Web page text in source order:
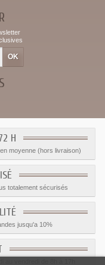
H
moyenne (hors livraison)
totalement sécurisés
jusqu'a 10%